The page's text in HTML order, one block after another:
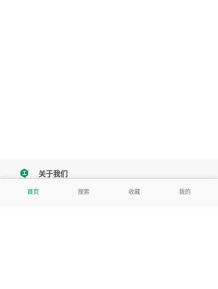
首页 搜索 收藏 我的
tencent关于我们
我们努力把每一个工具做成批量处理的产品